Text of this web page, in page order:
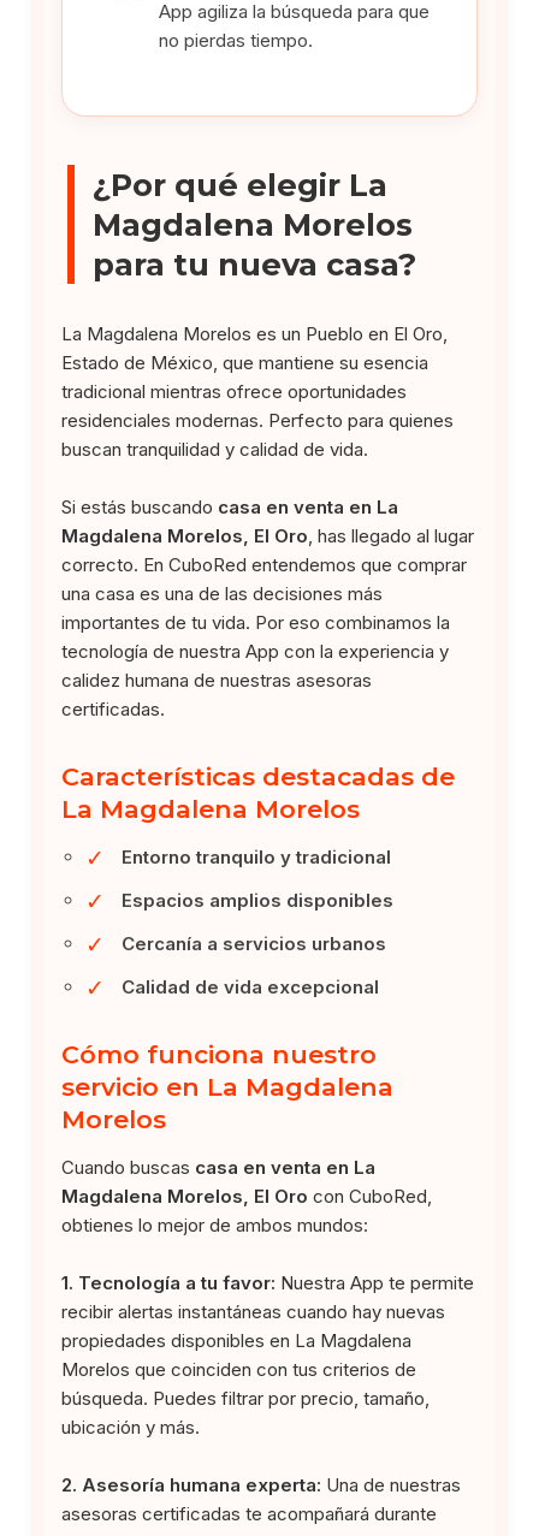
App agiliza la búsqueda para que
no pierdas tiempo.
¿Por qué elegir La
Magdalena Morelos
para tu nueva casa?
La Magdalena Morelos es un Pueblo en El Oro,
Estado de México, que mantiene su esencia
tradicional mientras ofrece oportunidades
residenciales modernas. Perfecto para quienes
buscan tranquilidad y calidad de vida.
Si estás buscando casa en venta en La
Magdalena Morelos, El Oro , has llegado al lugar
correcto. En CuboRed entendemos que comprar
una casa es una de las decisiones más
importantes de tu vida. Por eso combinamos la
tecnología de nuestra App con la experiencia y
calidez humana de nuestras asesoras
certificadas.
Características destacadas de
La Magdalena Morelos
✓ Entorno tranquilo y tradicional
✓ Espacios amplios disponibles
✓ Cercanía a servicios urbanos
✓ Calidad de vida excepcional
Cómo funciona nuestro
servicio en La Magdalena
Morelos
Cuando buscas casa en venta en La
Magdalena Morelos, El Oro con CuboRed,
obtienes lo mejor de ambos mundos:
1. Tecnología a tu favor: Nuestra App te permite
recibir alertas instantáneas cuando hay nuevas
propiedades disponibles en La Magdalena
Morelos que coinciden con tus criterios de
búsqueda. Puedes filtrar por precio, tamaño,
ubicación y más.
2. Asesoría humana experta: Una de nuestras
asesoras certificadas te acompañará durante